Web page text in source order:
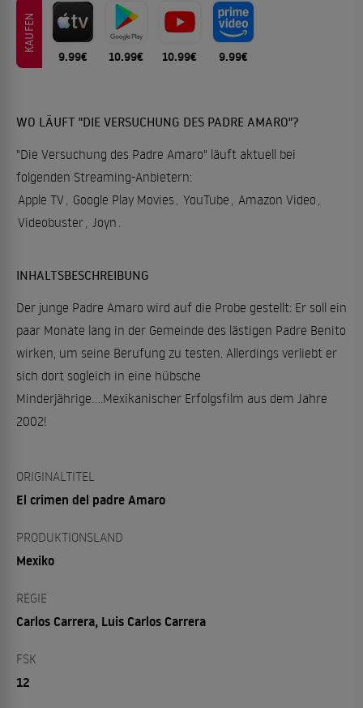
KAUFEN
9.99€ 10.99€ 10.99€ 9.99€
WO LÄUFT "DIE VERSUCHUNG DES PADRE AMARO"?
"Die Versuchung des Padre Amaro" läuft aktuell bei
folgenden Streaming-Anbietern:
Apple TV, Google Play Movies, YouTube , Amazon Video ,
Videobuster, Joyn .
INHALTSBESCHREIBUNG
Der junge Padre Amaro wird auf die Probe gestellt: Er soll ein
paar Monate lang in der Gemeinde des lästigen Padre Benito
wirken, um seine Berufung zu testen. Allerdings verliebt er
sich dort sogleich in eine hübsche
Minderjährige....Mexikanischer Erfolgsfilm aus dem Jahre
2002!
ORIGINALTITEL
El crimen del padre Amaro
PRODUKTIONSLAND
Mexiko
REGIE
Carlos Carrera, Luis Carlos Carrera
FSK
12